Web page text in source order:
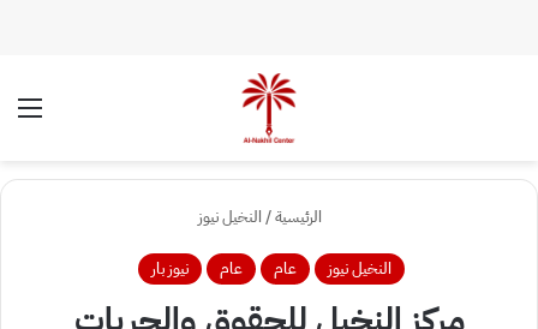
الرئيسية/ النخيل نيوز
النخيل نيوز عام عام نيوز بار